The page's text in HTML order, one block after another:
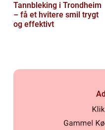
Tannbleking i Trondheim
– få et hvitere smil trygt
og effektivt